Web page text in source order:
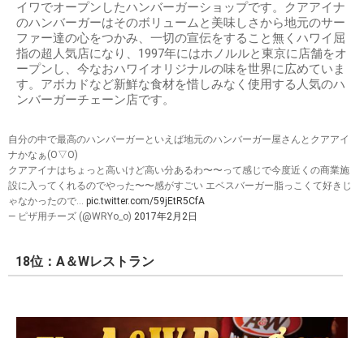
イワでオープンしたハンバーガーショップです。クアアイナ
のハンバーガーはそのボリュームと美味しさから地元のサー
ファー達の心をつかみ、一切の宣伝をすること無くハワイ屈
指の超人気店になり、1997年にはホノルルと東京に店舗をオ
ープンし、今なおハワイオリジナルの味を世界に広めていま
す。アボカドなど新鮮な食材を惜しみなく使用する人気のハ
ンバーガーチェーン店です。
自分の中で最高のハンバーガーといえば地元のハンバーガー屋さんとクアアイ
ナかなぁ(O▽O)
クアアイナはちょっと高いけど高い分あるわ〜〜って感じで今度近くの商業施
設に入ってくれるのでやった〜〜感がすごい エベスバーガー脂っこくて好きじ
ゃなかったので… pic.twitter.com/59jEtR5CfA
— ピザ用チーズ (@WRYo_o) 2017年2月2日
18位：A＆Wレストラン